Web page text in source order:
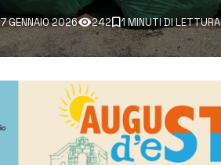
7 GENNAIO 2026 242 1 MINUTI DI LETTURA